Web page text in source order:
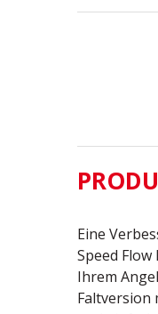
Eine
Speed
Ihrem
Faltversion